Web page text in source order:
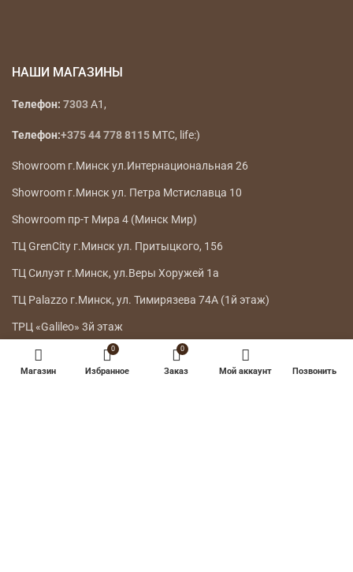
НАШИ МАГАЗИНЫ
Телефон: 7303A1,
Телефон:+375 44 778 8115 МТС, life:)
Showroom г.Минск ул.Интернациональная 26
Showroom г.Минск ул. Петра Мстиславца 10
Showroom пр-т Мира 4 (Минск Мир)
ТЦ GrenCity г.Минск ул. Притыцкого, 156
ТЦ Силуэт г.Минск, ул.Веры Хоружей 1а
ТЦ Palazzo г.Минск, ул. Тимирязева 74А (1й этаж)
ТРЦ «Galileo» 3й этаж
ГЛАВНОЕ МЕНЮ
Магазин
0
Избранное
0
Заказ Мой аккаунт Позвонить